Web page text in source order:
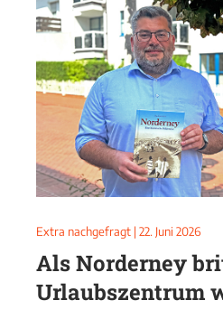
Extra nachgefragt | 22. Juni 2026
Als Norderney
Urlaubszentrum